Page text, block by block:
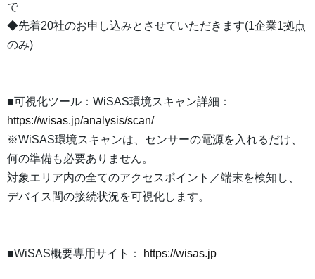
で
◆先着20社のお申し込みとさせていただきます(1企業1拠点
のみ)
■可視化ツール：WiSAS環境スキャン詳細：
https://wisas.jp/analysis/scan/
※WiSAS環境スキャンは、センサーの電源を入れるだけ、
何の準備も必要ありません。
対象エリア内の全てのアクセスポイント／端末を検知し、
デバイス間の接続状況を可視化します。
■WiSAS概要専用サイト： https://wisas.jp